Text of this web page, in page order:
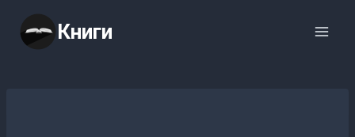
содержимому
Книги